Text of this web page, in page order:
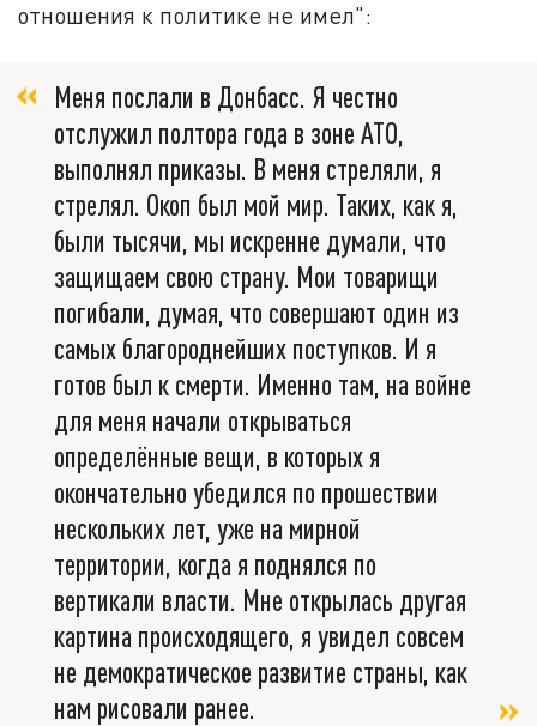
отношения к политике не имел":
Меня послали в Донбасс. Я честно
отслужил полтора года в зоне АТО,
выполнял приказы. В меня стреляли, я
стрелял. Окоп был мой мир. Таких, как я,
были тысячи, мы искренне думали, что
защищаем свою страну. Мои товарищи
погибали, думая, что совершают один из
самых благороднейших поступков. И я
готов был к смерти. Именно там, на войне
для меня начали открываться
определённые вещи, в которых я
окончательно убедился по прошествии
нескольких лет, уже на мирной
территории, когда я поднялся по
вертикали власти. Мне открылась другая
картина происходящего, я увидел совсем
не демократическое развитие страны, как
нам рисовали ранее.